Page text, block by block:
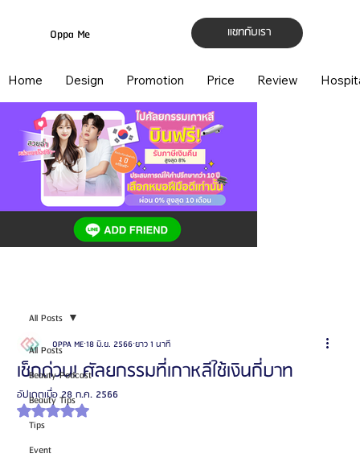
แชทกับเรา
Oppa Me
Home Design Promotion Price Review
All Posts
Beauty Podcast
Beauty Tips
Tips
Event
All Posts
เช็กด่วน! ศัลยกรรมที่เกาหลีใช้เงินกี่บาท
OPPA ME18 มิ.ย. 2566ยาว 1 นาที
อัปเดตเมื่อ28 ก.ค. 2566
ได้รับ NaN เต็ม 5 ดาว